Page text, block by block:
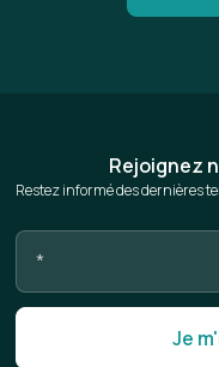
Rejoignez
Restez informé des dernières